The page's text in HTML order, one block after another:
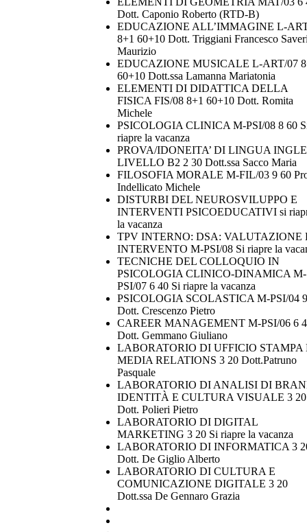
Dott. Caponio Roberto (RTD-B)
EDUCAZIONE ALL’IMMAGINE L-
8+1 60+10 Dott. Triggiani Francesco
Maurizio
EDUCAZIONE MUSICALE L-ART/07
60+10 Dott.ssa Lamanna Mariatonia
ELEMENTI DI DIDATTICA DELLA
FISICA FIS/08 8+1 60+10 Dott. Romita
Michele
PSICOLOGIA CLINICA M-PSI/08 8 60
riapre la vacanza
PROVA/IDONEITA’ DI LINGUA
LIVELLO B2 2 30 Dott.ssa Sacco Maria
FILOSOFIA MORALE M-FIL/03 9 60
Indellicato Michele
DISTURBI DEL NEUROSVILUPPO E
INTERVENTI PSICOEDUCATIVI si
la vacanza
TPV INTERNO: DSA: VALUTAZIONE
INTERVENTO M-PSI/08 Si riapre la
TECNICHE DEL COLLOQUIO IN
PSICOLOGIA CLINICO-DINAMICA M-
PSI/07 6 40 Si riapre la vacanza
PSICOLOGIA SCOLASTICA M-PSI/04
Dott. Crescenzo Pietro
CAREER MANAGEMENT M-PSI/06 6
Dott. Gemmano Giuliano
LABORATORIO DI UFFICIO STAMPA
MEDIA RELATIONS 3 20 Dott.Patruno
Pasquale
LABORATORIO DI ANALISI DI
IDENTITÀ E CULTURA VISUALE 3 20
Dott. Polieri Pietro
LABORATORIO DI DIGITAL
MARKETING 3 20 Si riapre la vacanza
LABORATORIO DI INFORMATICA 3
Dott. De Giglio Alberto
LABORATORIO DI CULTURA E
COMUNICAZIONE DIGITALE 3 20
Dott.ssa De Gennaro Grazia